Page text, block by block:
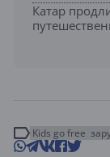
Катар
Kids go free